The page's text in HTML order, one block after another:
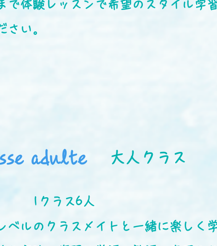
で体験レッスンで希望のスタイル学
さい。
adulte 大人クラス
1クラス6人
ベルのクラスメイトと一緒に楽しく